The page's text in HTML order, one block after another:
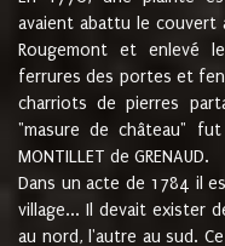
avaient abattu le couvert
Rougemont et enlevé
ferrures des portes et
charriots de pierres
"masure de château"
MONTILLET de GRENAUD.
Dans un acte de 1784 il
village... Il devait exister
au nord, l'autre au sud.